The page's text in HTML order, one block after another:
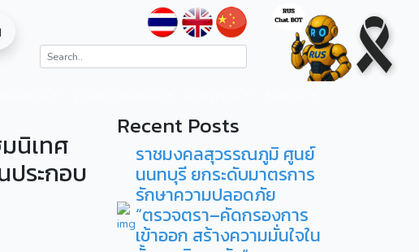
นิเทศ
ระกอบ
Recent Posts
ราชมงคลสุวรรณภูมิ ศูนย์
นนทบุรี ยกระดับมาตรการ
รักษาความปลอดภัย
“ตรวจตรา–คัดกรองการ
เข้าออก สร้างความมั่นใจใน